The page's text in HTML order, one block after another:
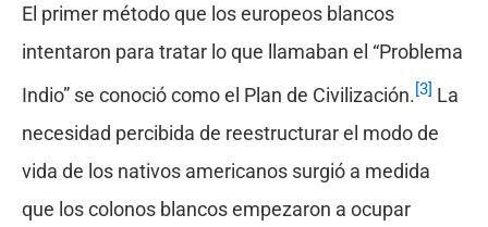
El primer método que los europeos blancos
intentaron para tratar lo que llamaban el “Problema
Indio” se conoció como el Plan de Civilización.[3] La
necesidad percibida de reestructurar el modo de
vida de los nativos americanos surgió a medida
que los colonos blancos empezaron a ocupar